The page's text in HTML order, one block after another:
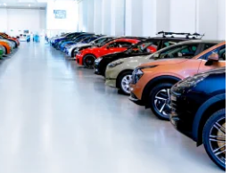
13
20 21 22 23
29 30
6